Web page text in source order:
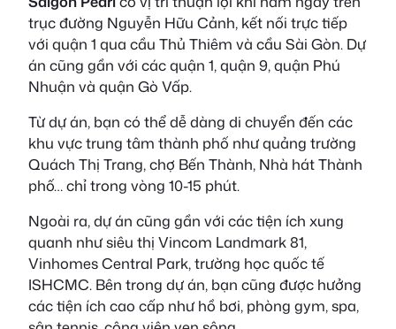
trục đường Nguyễn Hữu Cảnh, kết nối trực tiếp
với quận 1 qua cầu Thủ Thiêm và cầu Sài Gòn. Dự
án cũng gần với các quận 1, quận 9, quận Phú
Nhuận và quận Gò Vấp.
Từ dự án, bạn có thể dễ dàng di chuyển đến các
khu vực trung tâm thành phố như quảng trường
Quách Thị Trang, chợ Bến Thành, Nhà hát Thành
phố… chỉ trong vòng 10-15 phút.
Ngoài ra, dự án cũng gần với các tiện ích xung
quanh như siêu thị Vincom Landmark 81,
Vinhomes Central Park, trường học quốc tế
ISHCMC. Bên trong dự án, bạn cũng được hưởng
các tiện ích cao cấp như hồ bơi, phòng gym, spa,